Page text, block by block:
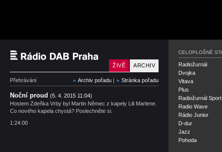
Český rozhlas Rádio
ARCHIV
ŽIVĚ
Přehrávání Archiv pořadu | Stránka pořadu
Noční proud (5. 4. 2015 11:04)
Hostem Zdeňka Vrby byl Martin Němec z kapely Lili Marlene.
Co nového kapela chystá? Poslechněte si.
1:24:00
CELOPLOŠNÉ
Radiožurnál
Dvojka
Vltava
Plus
Radiožurnál Sport
Radio Wave
Rádio Junior
D-dur
Jazz
Pohoda